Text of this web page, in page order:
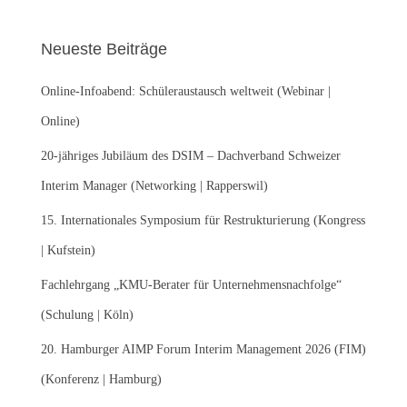
n
a
c
:
Neueste Beiträge
Online-Infoabend: Schüleraustausch weltweit (Webinar |
Online)
20-jähriges Jubiläum des DSIM – Dachverband Schweizer
Interim Manager (Networking | Rapperswil)
15. Internationales Symposium für Restrukturierung (Kongress
| Kufstein)
Fachlehrgang „KMU-Berater für Unternehmensnachfolge“
(Schulung | Köln)
20. Hamburger AIMP Forum Interim Management 2026 (FIM)
(Konferenz | Hamburg)